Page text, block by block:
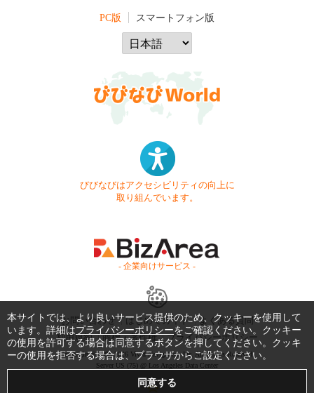
PC版 スマートフォン版
びびなびはアクセシビリティの向上に
取り組んでいます。
- 企業向けサービス -
お問い合わせ はじめてガイド
よくある質問
利用規約
商標・著作権 プライバシーポリシー
Copyright © 1999-2026 Vivid Navigation, Inc. All Rights Reserved.
Server US (75) @ Los Angeles Data Center
本サイトでは、より良いサービス提供のため、クッキーを使用して
います。詳細はプライバシーポリシーをご確認ください。クッキー
の使用を許可する場合は同意するボタンを押してください。クッキ
ーの使用を拒否する場合は、ブラウザからご設定ください。